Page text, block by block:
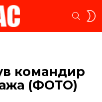
командир
(ФОТО)